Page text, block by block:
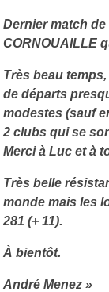
Dernier match
CORNOUAILLE
Très beau
de départs
modestes (sauf
2 clubs qui se
Merci à Luc et à
Très belle
monde mais les
281 (+ 11).
À bientôt.
André Menez »